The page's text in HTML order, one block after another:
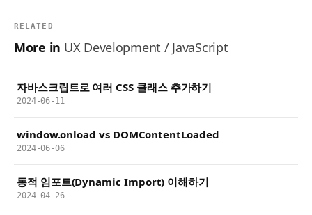
RELATED
More in UX Development / JavaScript
자바스크립트로 여러 CSS 클래스 추가하기
2024-06-11
window.onload vs DOMContentLoaded
2024-06-06
동적 임포트(Dynamic Import) 이해하기
2024-04-26